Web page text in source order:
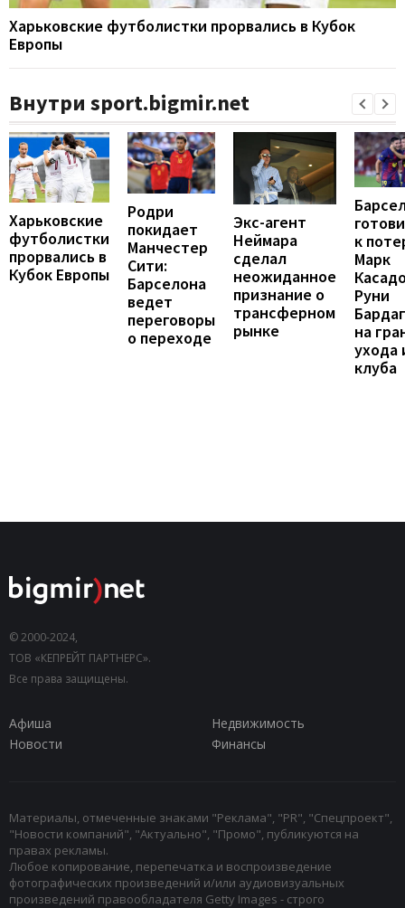
Харьковские футболистки прорвались в Кубок
Европы
Внутри sport.bigmir.net
Харьковские
футболистки
прорвались в
Кубок Европы
Родри
покидает
Манчестер
Сити:
Барселона
ведет
переговоры
о переходе
Экс-агент
Неймара
сделал
неожиданное
признание о
трансферном
рынке
к
Марк
Руни
на
ухода
клуба
© 2000-2024,
ТОВ «КЕПРЕЙТ ПАРТНЕРС».
Все права защищены.
Афиша
Недвижимость
Новости
Финансы
Материалы, отмеченные знаками "Реклама", "PR", "Спецпроект",
"Новости компаний", "Актуально", "Промо", публикуются на
правах рекламы.
Любое копирование, перепечатка и воспроизведение
фотографических произведений и/или аудиовизуальных
произведений правообладателя Getty Images - строго